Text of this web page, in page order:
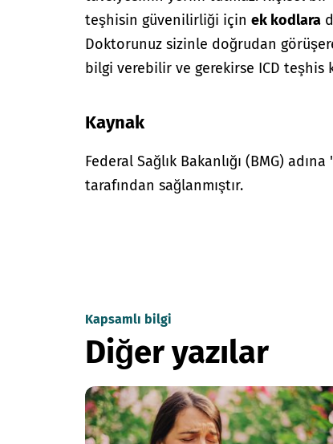
teşhisin güvenilirliği içinek kodlara
Doktorunuz sizinle doğrudan
bilgi verebilir ve gerekirse ICD teşhis
Kaynak
Federal Sağlık Bakanlığı (BMG)
tarafından sağlanmıştır.
Kapsamlı bilgi
Diğer yazılar